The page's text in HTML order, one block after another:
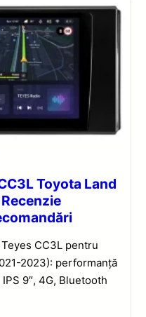
Toyota Land
CC3L pentru
2023): performanță
9″, 4G, Bluetooth